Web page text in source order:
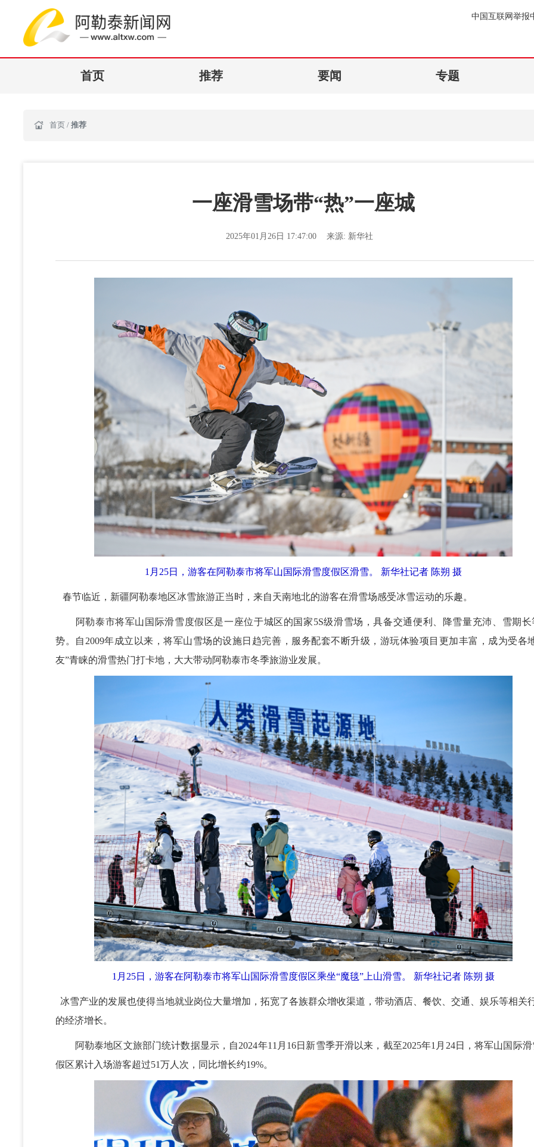
中国互联网举报
首页 推荐 要闻 专题
首页 / 推荐
一座滑雪场带“热”一座城
2025年01月26日 17:47:00 来源: 新华社
1月25日，游客在阿勒泰市将军山国际滑雪度假区滑雪。 新华社记者 陈朔 摄
春节临近，新疆阿勒泰地区冰雪旅游正当时，来自天南地北的游客在滑雪场感受冰雪运动的乐趣。
阿勒泰市将军山国际滑雪度假区是一座位于城区的国家5S级滑雪场，具备交通便利、降雪量充沛、雪期长
势。自2009年成立以来，将军山雪场的设施日趋完善，服务配套不断升级，游玩体验项目更加丰富，成为受各
友”青睐的滑雪热门打卡地，大大带动阿勒泰市冬季旅游业发展。
1月25日，游客在阿勒泰市将军山国际滑雪度假区乘坐“魔毯”上山滑雪。 新华社记者 陈朔 摄
冰雪产业的发展也使得当地就业岗位大量增加，拓宽了各族群众增收渠道，带动酒店、餐饮、交通、娱乐等相关
的经济增长。
阿勒泰地区文旅部门统计数据显示，自2024年11月16日新雪季开滑以来，截至2025年1月24日，将军山国际滑
假区累计入场游客超过51万人次，同比增长约19%。